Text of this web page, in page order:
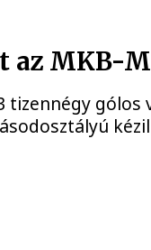
az MKB-
tizennégy